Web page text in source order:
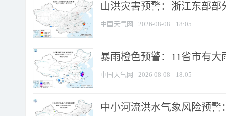
山洪灾害预警：浙江东部
中国天气网 2026-08-08 18:05
暴雨橙色预警：11省市有
中国天气网 2026-08-08 18:05
中小河流洪水气象风险预